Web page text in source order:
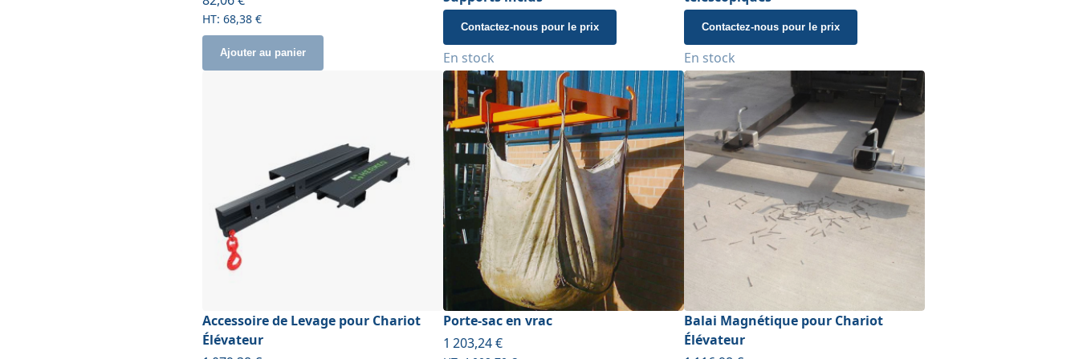
68,38 €
Ajouter au panier
Contactez-nous pour le prix
En stock
Contactez-nous pour le prix
En stock
Accessoire de Levage pour Chariot
Élévateur
Porte-sac en vrac
À partir de
1 203,24 €
Balai Magnétique pour Chariot
Élévateur